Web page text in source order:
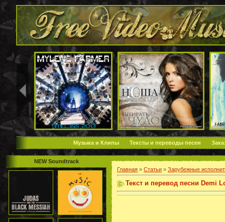
Музыка и Клипы Тексты и переводы песен
NEW Soundtrack
Главная » Статьи » Зарубежные
Текст и перевод песни Demi